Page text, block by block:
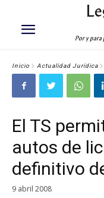
Por y para
Inicio Actualidad Jurídica
El TS
autos de
definitivo
9 abril 2008